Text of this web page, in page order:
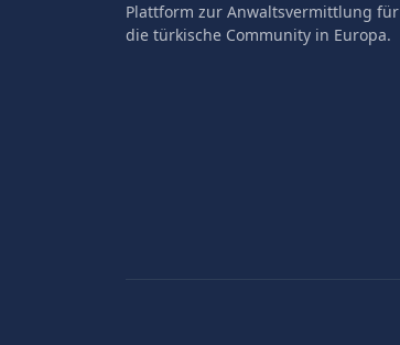
Plattform zur Anwaltsvermittlung für
die türkische Community in Europa.